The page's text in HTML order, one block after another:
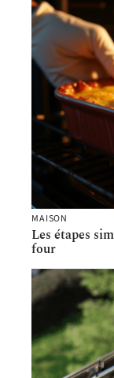
MAISON
Les étapes
four